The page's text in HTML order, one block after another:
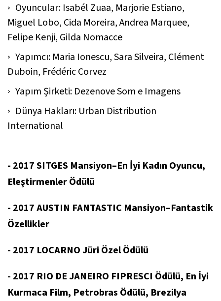
Oyuncular: Isabél Zuaa, Marjorie Estiano,
Miguel Lobo, Cida Moreira, Andrea Marquee,
Felipe Kenji, Gilda Nomacce
Yapımcı: Maria Ionescu, Sara Silveira, Clément
Duboin, Frédéric Corvez
Yapım Şirketi: Dezenove Som e Imagens
Dünya Hakları: Urban Distribution
International
- 2017 SITGES Mansiyon–En İyi Kadın Oyuncu,
Eleştirmenler Ödülü
- 2017 AUSTIN FANTASTIC Mansiyon–Fantastik
Özellikler
- 2017 LOCARNO Jüri Özel Ödülü
- 2017 RIO DE JANEIRO FIPRESCI Ödülü, En İyi
Kurmaca Film, Petrobras Ödülü, Brezilya